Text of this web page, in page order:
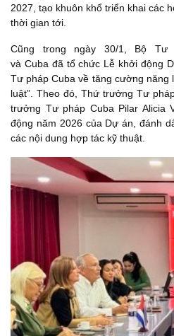
2027, tạo khuôn khổ triển khai các
thời gian tới.
Cũng trong ngày 30/1, Bộ
và Cuba đã tổ chức Lễ khởi động
Tư pháp Cuba về tăng cường năng
luật”. Theo đó, Thứ trưởng Tư
trưởng Tư pháp Cuba Pilar Alicia
động năm 2026 của Dự án, đánh
các nội dung hợp tác kỹ thuật.